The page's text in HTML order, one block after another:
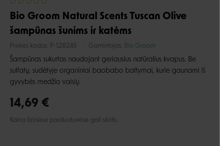
Bio Groom Natural Scents Tuscan Olive
šampūnas šunims ir katėms
Prekės kodas: P-S28245 Gamintojas: Bio Groom
Šampūnas sukurtas naudojant geriausius natūralius kvapus. Be
sulfatų, sudėtyje organiniai baobabo baltymai, kurie gaunami iš
gyvybės medžio vaisių.
14,69 €
Kaina fizinėse parduotuvėse gali skirtis.